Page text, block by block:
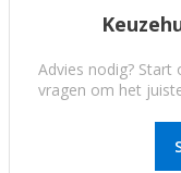
Advies nodig?
vragen om het